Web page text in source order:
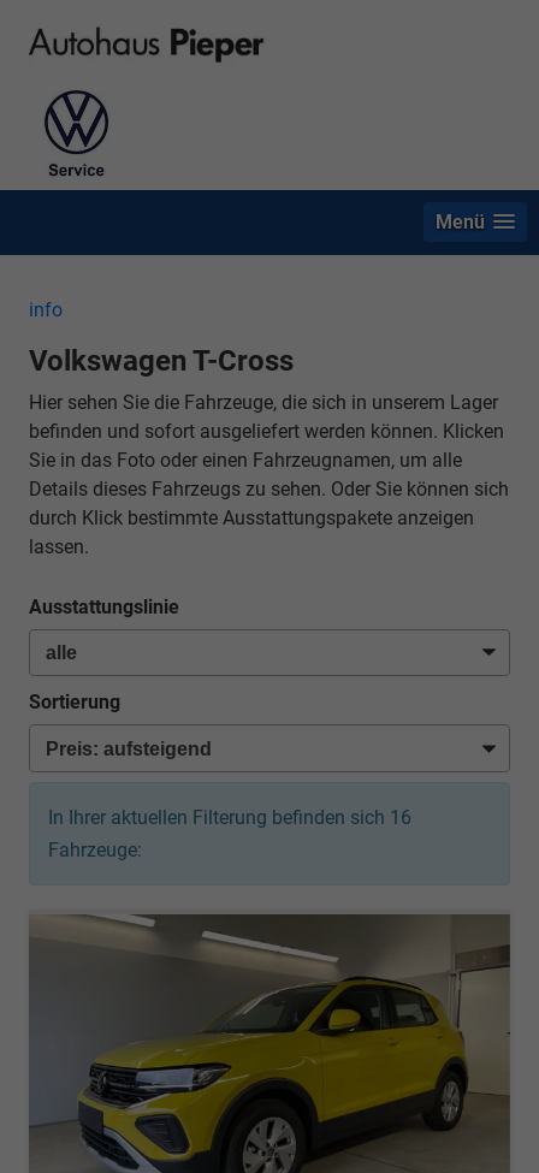
Menü
info
Volkswagen T-Cross
Hier sehen Sie die Fahrzeuge, die sich in unserem Lager
befinden und sofort ausgeliefert werden können. Klicken
Sie in das Foto oder einen Fahrzeugnamen, um alle
Details dieses Fahrzeugs zu sehen. Oder Sie können sich
durch Klick bestimmte Ausstattungspakete anzeigen
lassen.
Ausstattungslinie
Sortierung
In Ihrer aktuellen Filterung befinden sich 16
Fahrzeuge: